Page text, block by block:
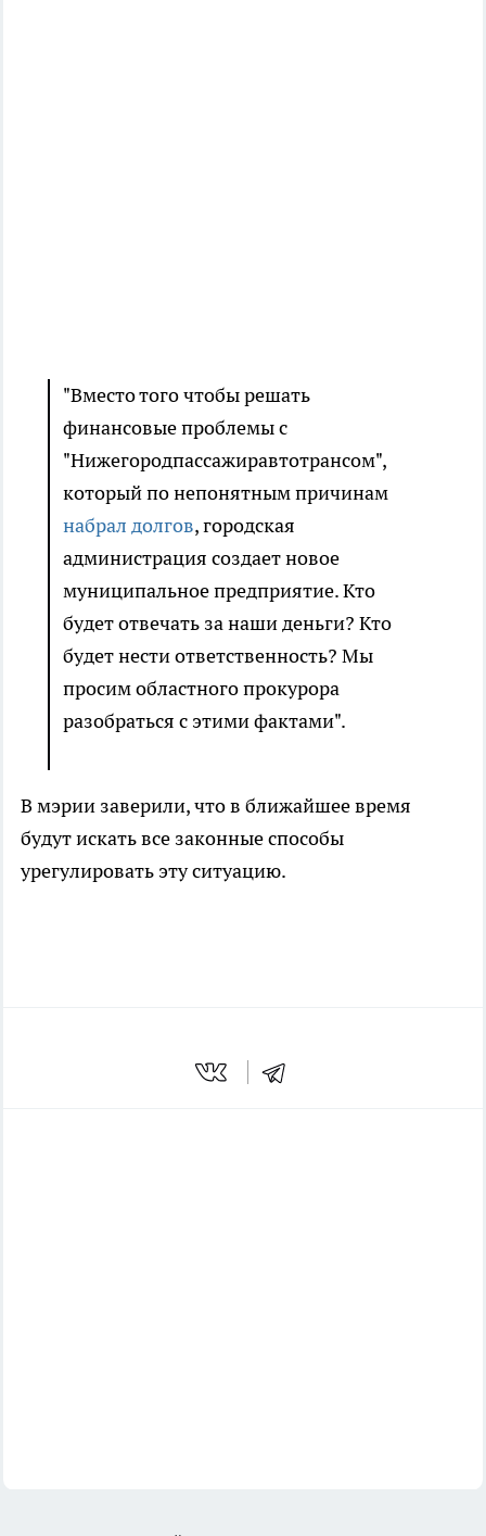
"Вместо того чтобы решать
финансовые проблемы с
"Нижегородпассажиравтотрансом",
который по непонятным причинам
набрал долгов, городская
администрация создает новое
муниципальное предприятие. Кто
будет отвечать за наши деньги? Кто
будет нести ответственность? Мы
просим областного прокурора
разобраться с этими фактами".
В мэрии заверили, что в ближайшее время
будут искать все законные способы
урегулировать эту ситуацию.